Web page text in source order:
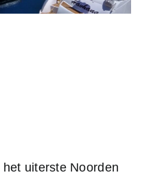
uiterste Noorden